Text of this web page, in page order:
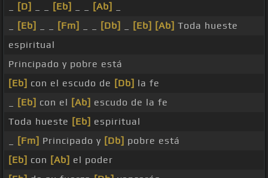
[D] [Eb] [Ab]
[Eb] [Fm] [Db] [Eb] [Ab] Toda hueste
espiritual
Principado y pobre está
[Eb] con el escudo de [Db] la fe
[Eb] con el [Ab] escudo de la fe
Toda hueste [Eb] espiritual
[Fm] Principado y [Db] pobre está
[Eb] con [Ab] el poder